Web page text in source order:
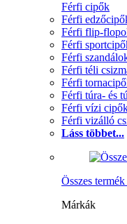
Férfi cipők
Férfi
Férfi flip-
Férfi
Férfi
Férfi téli
Férfi
Férfi túra- és
Férfi vízi
Férfi vizálló
Láss többet...
Összes
Márkák